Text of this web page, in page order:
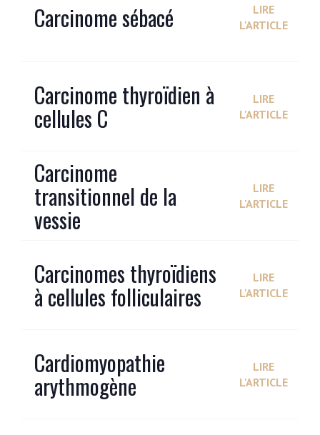
Carcinome sébacé
LIRE
L'ARTICLE
Carcinome thyroïdien à
cellules C
LIRE
L'ARTICLE
Carcinome
transitionnel de la
vessie
LIRE
L'ARTICLE
Carcinomes thyroïdiens
à cellules folliculaires
LIRE
L'ARTICLE
Cardiomyopathie
arythmogène
LIRE
L'ARTICLE